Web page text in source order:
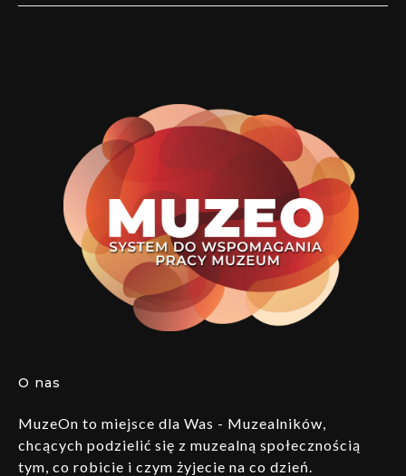
O nas
MuzeOn to miejsce dla Was - Muzealników,
chcących podzielić się z muzealną społecznością
tym, co robicie i czym żyjecie na co dzień.